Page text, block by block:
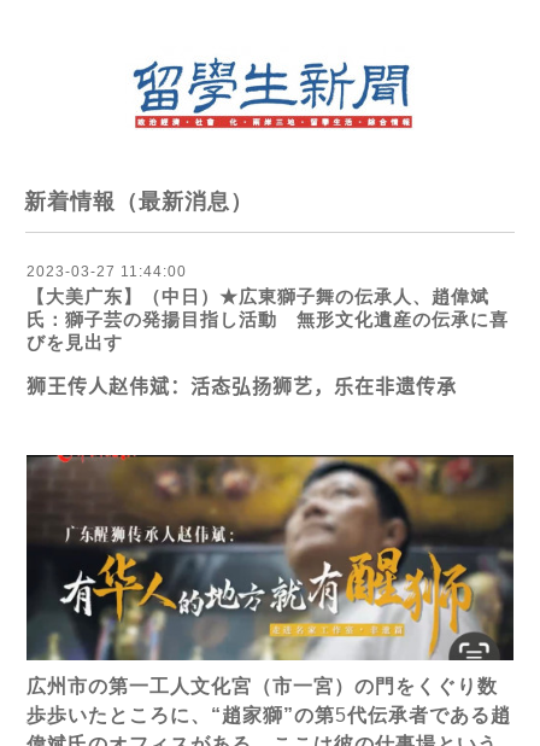
新着情報（最新消息）
2023-03-27 11:44:00
【大美广东】（中日）★広東獅子舞の伝承人、趙偉斌
氏：獅子芸の発揚目指し活動 無形文化遺産の伝承に喜
びを見出す
狮王传人赵伟斌：活态弘扬狮艺， 乐在非遗传承
広州市の第一工人文化宮（市一宮）の門をくぐり数
歩歩いたところに、“趙家獅”の第5代伝承者である趙